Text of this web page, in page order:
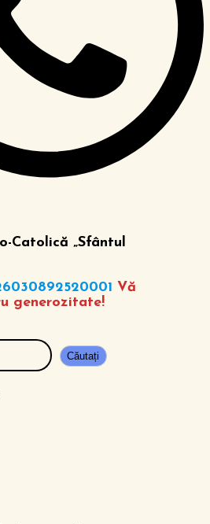
Catolică „Sfântul
Vă
generozitate!
Căutați